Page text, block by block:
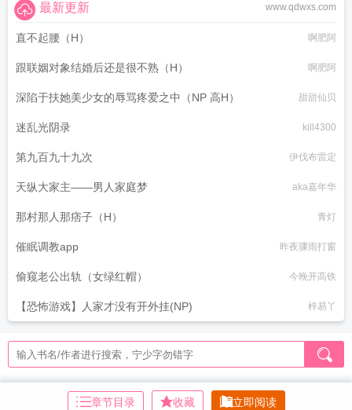
www.qdwxs.com
最新更新
直不起腰（H） 啊肥阿
跟联姻对象结婚后还是很不熟（H） 啊肥阿
深陷于扶她美少女的辱骂疼爱之中（NP 高H） 甜甜仙贝
迷乱光阴录 kill4300
第九百九十九次 伊伐布雷定
天纵大家主——男人家庭梦 aka嘉年华
那村那人那痞子（H） 青灯
催眠调教app 昨夜骤雨打窗
偷窥老公出轨（女绿红帽） 今晚开高铁
【恐怖游戏】人家才没有开外挂(NP) 梓易丫
章节目录 收藏 立即阅读